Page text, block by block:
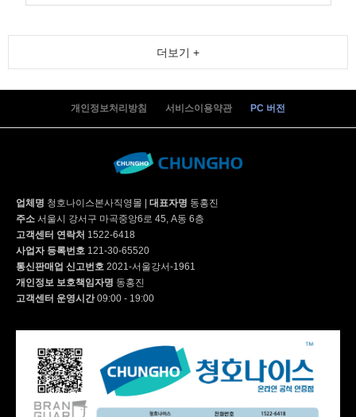
더보기 +
개인정보처리방침 서비스이용약관 PC 버전
업체명 청호나이스본사직영몰 대표자명 동홍진
주소 서울시 강서구 마곡중앙6로 45, A동 6층
고객센터 연락처 1522-6418
사업자 등록번호 121-30-65520
통신판매업 신고번호 2021-서울강서-1961
개인정보 보호책임자명 동홍진
고객센터 운영시간09:00 - 19:00